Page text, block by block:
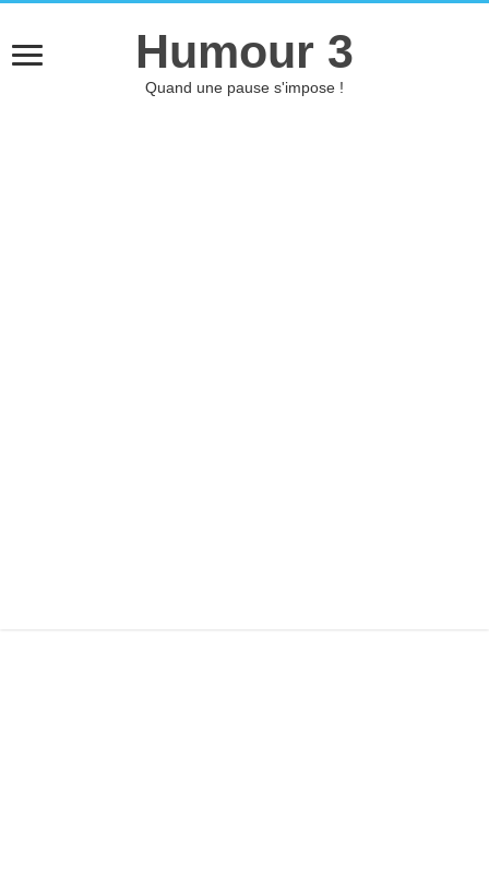
Humour 3
Quand une pause s'impose !